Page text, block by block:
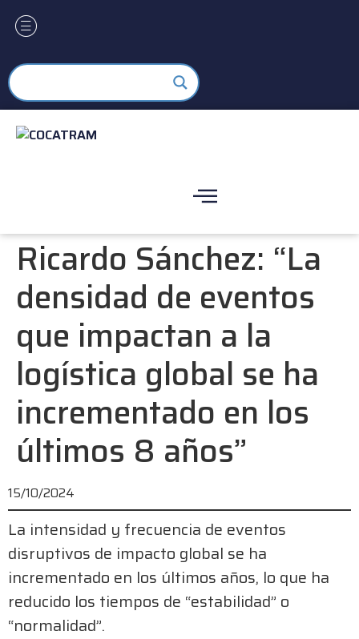
Ricardo Sánchez: “La
densidad de eventos
que impactan a la
logística global se ha
incrementado en los
últimos 8 años”
15/10/2024
La intensidad y frecuencia de eventos
disruptivos de impacto global se ha
incrementado en los últimos años, lo que ha
reducido los tiempos de “estabilidad” o
“normalidad”.